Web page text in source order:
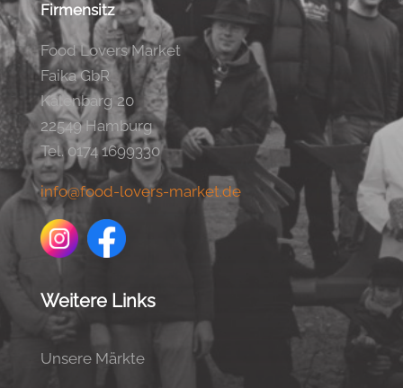
Firmensitz
Food Lovers Market
Faika GbR
Kalenbarg 20
22549 Hamburg
Tel. 0174 1699330
info@food-lovers-market.de
Weitere Links
Unsere Märkte